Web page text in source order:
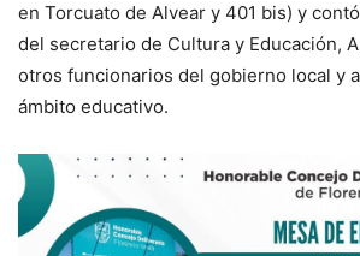
en Torcuato de Alvear y 401 bis) y
del secretario de Cultura y Educación,
otros funcionarios del gobierno local y
ámbito educativo.